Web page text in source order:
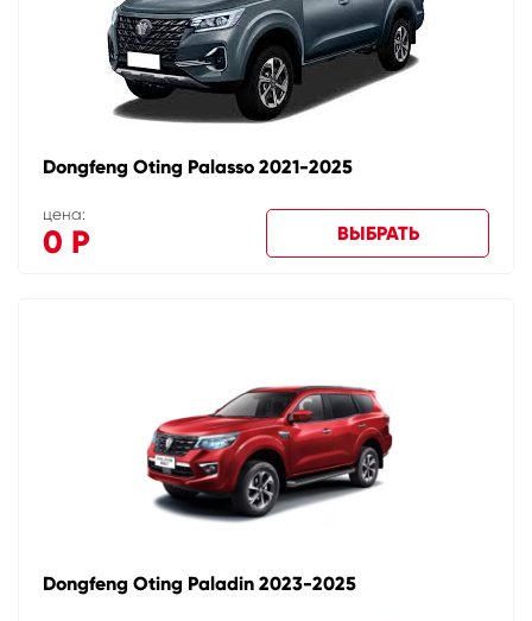
Dongfeng Oting Palasso 2021-2025
цена:
0 Р ВЫБРАТЬ
Dongfeng Oting Paladin 2023-2025